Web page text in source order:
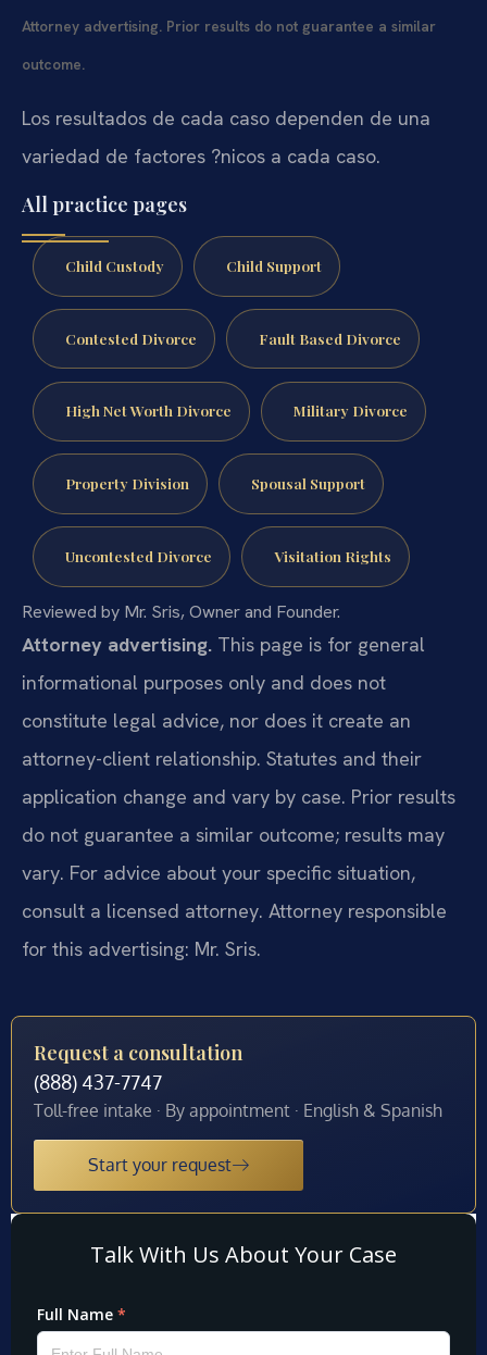
Attorney advertising. Prior results do not guarantee a similar
outcome.
Los resultados de cada caso dependen de una
variedad de factores ?nicos a cada caso.
All practice pages
Child Custody Child Support
Contested Divorce Fault Based Divorce
High Net Worth Divorce Military Divorce
Property Division Spousal Support
Uncontested Divorce Visitation Rights
Reviewed by Mr. Sris, Owner and Founder.
Attorney advertising. This page is for general
informational purposes only and does not
constitute legal advice, nor does it create an
attorney-client relationship. Statutes and their
application change and vary by case. Prior results
do not guarantee a similar outcome; results may
vary. For advice about your specific situation,
consult a licensed attorney. Attorney responsible
for this advertising: Mr. Sris.
Request a consultation
(888) 437-7747
Toll-free intake · By appointment · English & Spanish
Start your request